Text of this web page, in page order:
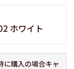
ホワイト
購入の場合キャ